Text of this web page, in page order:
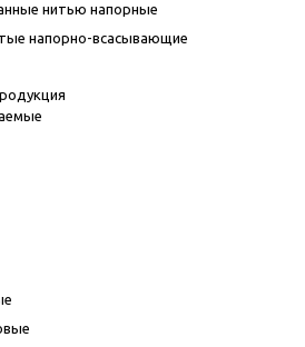
нитью напорные
напорно-всасывающие